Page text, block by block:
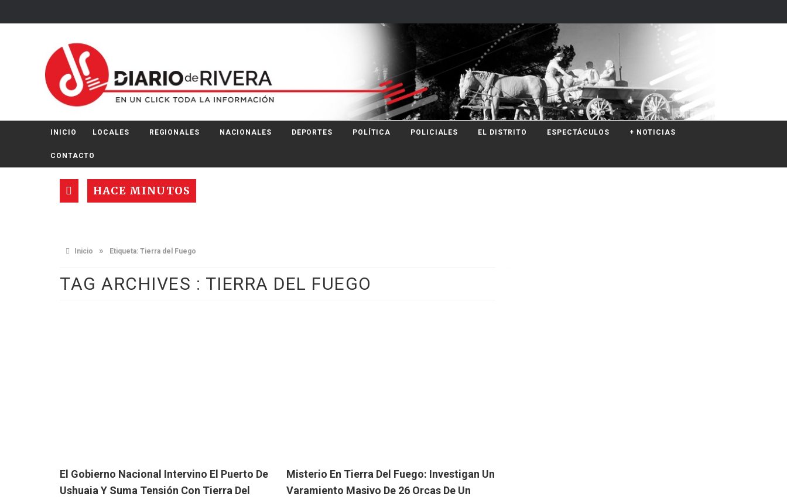
INICIO LOCALES REGIONALES NACIONALES DEPORTES POLÍTICA POLICIALES EL DISTRITO ESPECTÁCULOS + NOTICIAS
CONTACTO
HACE MINUTOS
Inicio » Etiqueta: Tierra del Fuego
TAG ARCHIVES : TIERRA DEL FUEGO
El Gobierno Nacional Intervino El Puerto De
Ushuaia Y Suma Tensión Con Tierra Del
Misterio En Tierra Del Fuego: Investigan Un
Varamiento Masivo De 26 Orcas De Un